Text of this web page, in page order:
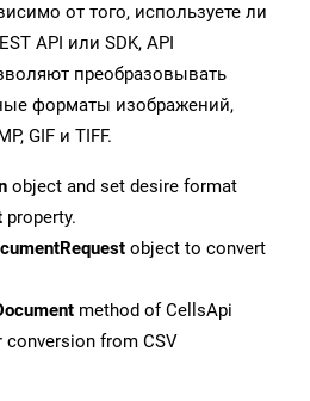
от того, используете ли
API или SDK, API
преобразовывать
форматы изображений,
GIF и TIFF.
object and set desire format
property.
object to convert
method of CellsApi
from CSV